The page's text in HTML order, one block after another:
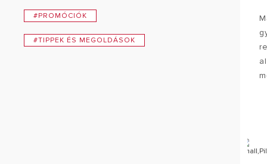
#PROMÓCIÓK
#TIPPEK ÉS MEGOLDÁSOK